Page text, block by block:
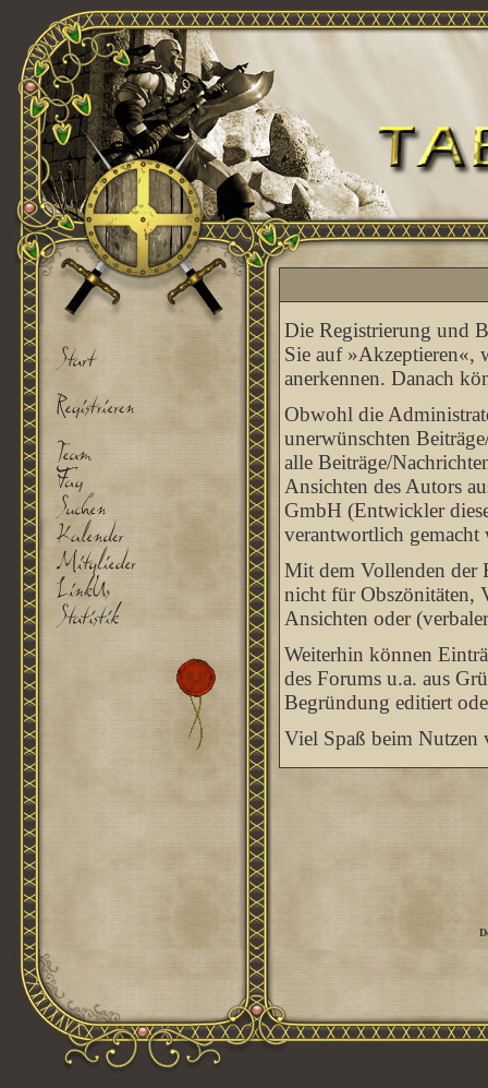
Die Registrierung und
Sie auf »Akzeptieren«,
anerkennen. Danach
Obwohl die
unerwünschten
alle Beiträge/
Ansichten des Autors
GmbH (Entwickler
verantwortlich gemacht
Mit dem Vollenden der
nicht für Obszönitäten,
Ansichten oder
Weiterhin können
des Forums u.a. aus
Begründung editiert
Viel Spaß beim